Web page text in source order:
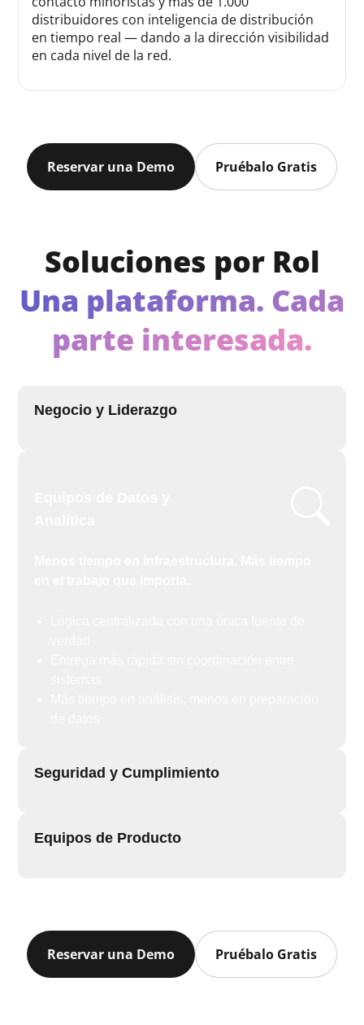
distribuidores con inteligencia de distribución
en tiempo real — dando a la dirección visibilidad
en cada nivel de la red.
Reservar una Demo Pruébalo Gratis
Soluciones por Rol
Una plataforma. Cada
parte interesada.
Negocio y Liderazgo
Seguridad y Cumplimiento
Equipos de Producto
Reservar una Demo Pruébalo Gratis